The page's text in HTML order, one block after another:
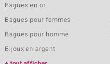
Bagues en or
Bagues pour femmes
Bagues pour homme
Bijoux en argent